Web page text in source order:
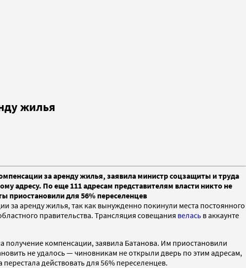
жилья
за аренду жилья, заявила министр соцзащиты и труда
адресу. По еще 111 адресам представителям власти никто не
приостановили для 56% переселенцев
за аренду жилья, так как вынужденно покинули места постоянного
правительства. Трансляция совещания велась в аккаунте
получение компенсации, заявила Батанова. Им приостановили
не удалось — чиновникам не открыли дверь по этим адресам,
действовать для 56% переселенцев.